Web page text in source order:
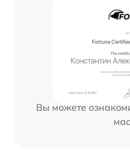
Вы можете